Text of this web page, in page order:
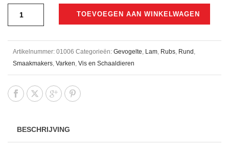
TOEVOEGEN AAN WINKELWAGEN
Artikelnummer: 01006 Categorieën: Gevogelte, Lam, Rubs, Rund ,
Smaakmakers, Varken, Vis en Schaaldieren
BESCHRIJVING